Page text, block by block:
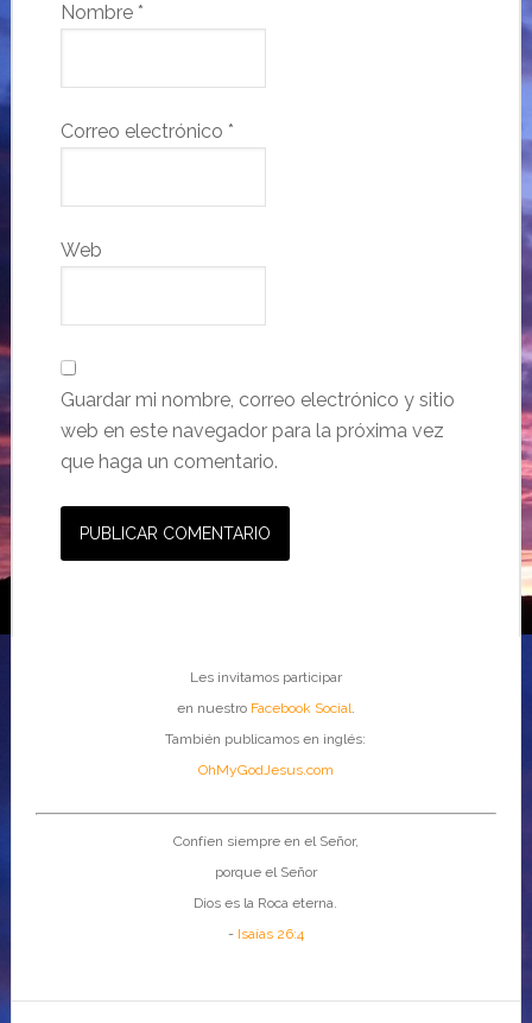
Nombre *
Correo electrónico *
Web
Guardar mi nombre, correo electrónico y sitio
web en este navegador para la próxima vez
que haga un comentario.
Les invitamos participar
en nuestro Facebook Social.
También publicamos en inglés:
OhMyGodJesus.com
Confíen siempre en el Señor,
porque el Señor
Dios es la Roca eterna.
- Isaías 26:4